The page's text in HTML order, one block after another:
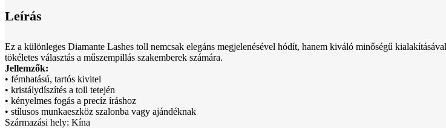
Leírás
Ez a különleges Diamante Lashes toll nemcsak elegáns megjelenésével hódít, hanem kiváló minőségű
tökéletes választás a műszempillás szakemberek számára.
Jellemzők:
• fémhatású, tartós kivitel
• kristálydíszítés a toll tetején
• kényelmes fogás a precíz íráshoz
• stílusos munkaeszköz szalonba vagy ajándéknak
Származási hely: Kína